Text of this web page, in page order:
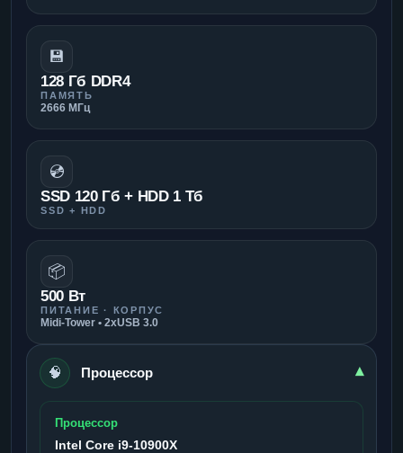
💾
128 Гб DDR4
ПАМЯТЬ
2666 МГц
💿
SSD 120 Гб + HDD 1 Тб
SSD + HDD
📦
500 Вт
ПИТАНИЕ · КОРПУС
Midi-Tower • 2xUSB 3.0
🧠 Процессор ▾
Процессор
Intel Core i9-10900X